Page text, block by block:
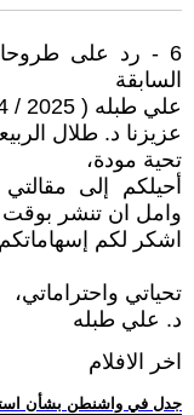
6 - رد على
السابقة
علي طبله ( 2025 / 4 / 24 - 21:00 )
عزيزنا د. طلال
تحية مودة،
أحيلكم إلى
وامل ان تنشر
اشكر لكم
تحياتي واحتراماتي،
د. علي طبله
اخر الافلام
.. جدل في واشنطن بشأن